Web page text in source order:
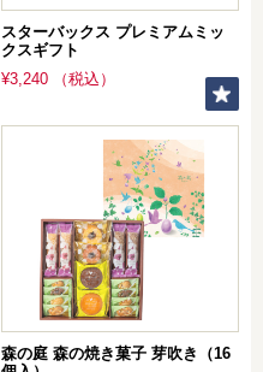
スターバックス プレミアムミッ
クスギフト
¥3,240 （税込）
森の庭 森の焼き菓子 芽吹き（16